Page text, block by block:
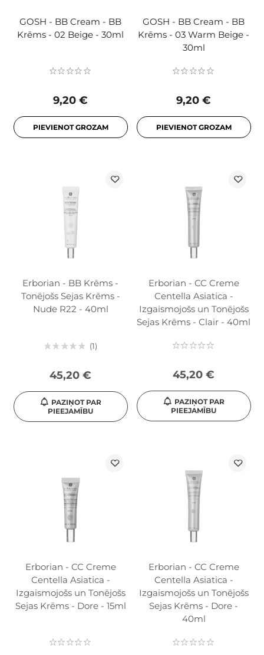
GOSH - BB Cream - BB
Krēms - 02 Beige - 30ml
9,20 €
PIEVIENOT GROZAM
GOSH - BB Cream - BB
Krēms - 03 Warm Beige -
30ml
9,20 €
PIEVIENOT GROZAM
Erborian - BB Krēms -
Tonējošs Sejas Krēms -
Nude R22 - 40ml
1
45,20 €
PAZIŅOT PAR
PIEEJAMĪBU
Erborian - CC Creme
Centella Asiatica -
Izgaismojošs un Tonējošs
Sejas Krēms - Clair - 40ml
45,20 €
PAZIŅOT PAR
PIEEJAMĪBU
Erborian - CC Creme
Centella Asiatica -
Izgaismojošs un Tonējošs
Sejas Krēms - Dore - 15ml
Erborian - CC Creme
Centella Asiatica -
Izgaismojošs un Tonējošs
Sejas Krēms - Dore -
40ml